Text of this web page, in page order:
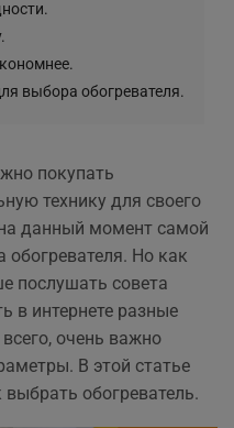
выбора обогревателя.
покупать
технику для своего
данный момент самой
обогревателя. Но как
послушать совета
в интернете разные
очень важно
В этой статье
обогреватель.